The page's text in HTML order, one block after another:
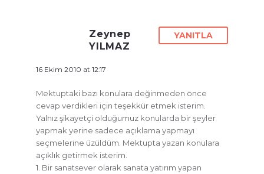
Zeynep
YILMAZ
16 Ekim 2010 at 12:17
YANITLA
Mektuptaki bazı konulara değinmeden önce
cevap verdikleri için teşekkür etmek isterim.
Yalnız şikayetçi olduğumuz konularda bir şeyler
yapmak yerine sadece açıklama yapmayı
seçmelerine üzüldüm. Mektupta yazan konulara
açıklık getirmek isterim.
1. Bir sanatsever olarak sanata yatırım yapan